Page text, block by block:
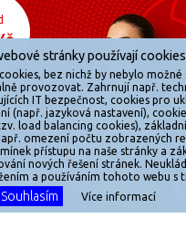
© 2026
zkouknoutfilm.cz
Všechna práva vyhrazena.
Powered by
Reklama
Sítě
Redakce
je bez souhlasu provozovatele
stránky používají
bez nichž by nebylo možné
provozovat. Zahrnují např.
IT bezpečnost, cookies pro
(např. jazyková nastavení),
load balancing cookies),
omezení počtu zobrazených
přístupu na naše stránky a
nových řešení stránek.
a používáním tohoto webu s
Souhlasím Více informací